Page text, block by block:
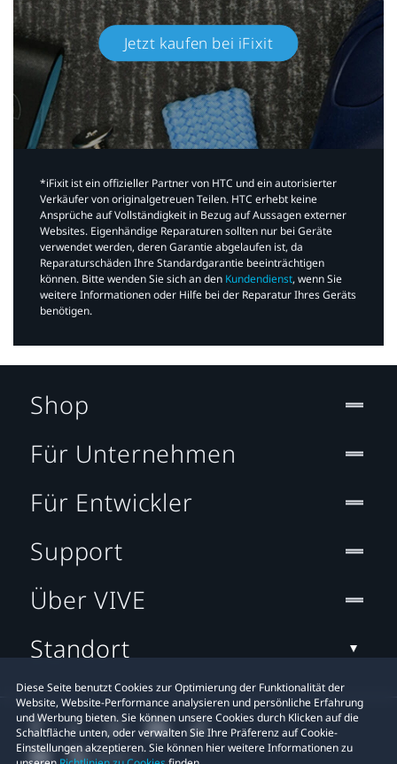
Jetzt kaufen bei iFixit​
*iFixit ist ein offizieller Partner von HTC und ein autorisierter
Verkäufer von originalgetreuen Teilen. HTC erhebt keine
Ansprüche auf Vollständigkeit in Bezug auf Aussagen externer
Websites. Eigenhändige Reparaturen sollten nur bei Geräte
verwendet werden, deren Garantie abgelaufen ist, da
Reparaturschäden Ihre Standardgarantie beeinträchtigen
können. Bitte wenden Sie sich an den Kundendienst, wenn Sie
weitere Informationen oder Hilfe bei der Reparatur Ihres Geräts
benötigen.​
Diese Seite benutzt Cookies zur Optimierung der Funktionalität der
Website, Website-Performance analysieren und persönliche Erfahrung
und Werbung bieten. Sie können unsere Cookies durch Klicken auf die
Schaltfläche unten, oder verwalten Sie Ihre Präferenz auf Cookie-
Einstellungen akzeptieren. Sie können hier weitere Informationen zu
Shop
Für Unternehmen
Für Entwickler
Support
Über VIVE
Standort